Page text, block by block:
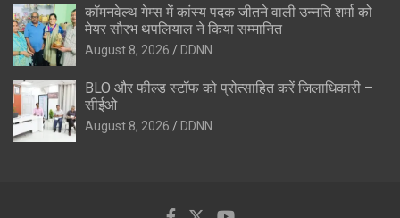
कॉमनवेल्थ गेम्स में कांस्य पदक जीतने वाली उन्नति शर्मा को
मेयर सौरभ थपलियाल ने किया सम्मानित
August 8, 2026 DDNN
BLO और फील्ड स्टॉफ को प्रोत्साहित करें जिलाधिकारी –
सीईओ
August 8, 2026 DDNN